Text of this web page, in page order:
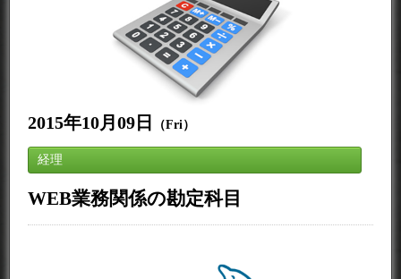
2015年10月09日 （Fri）
経理
WEB業務関係の勘定科目